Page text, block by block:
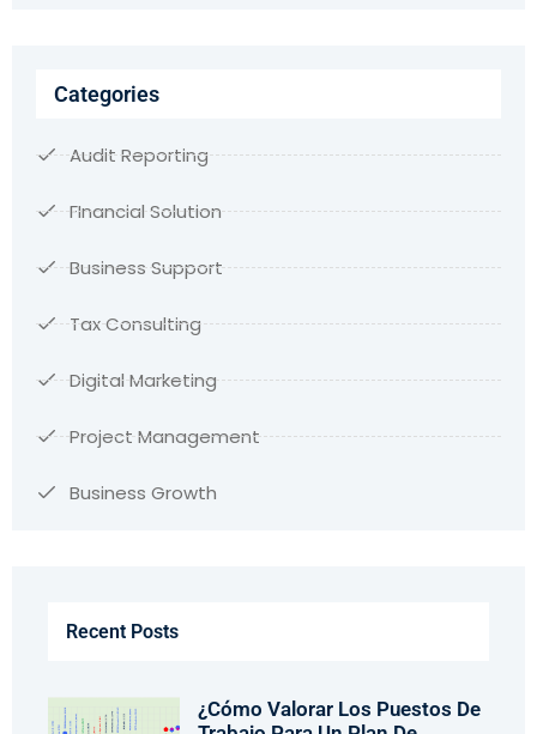
Categories
Audit Reporting
FInancial Solution
Business Support
Tax Consulting
Digital Marketing
Project Management
Business Growth
Recent Posts
¿Cómo Valorar Los Puestos De